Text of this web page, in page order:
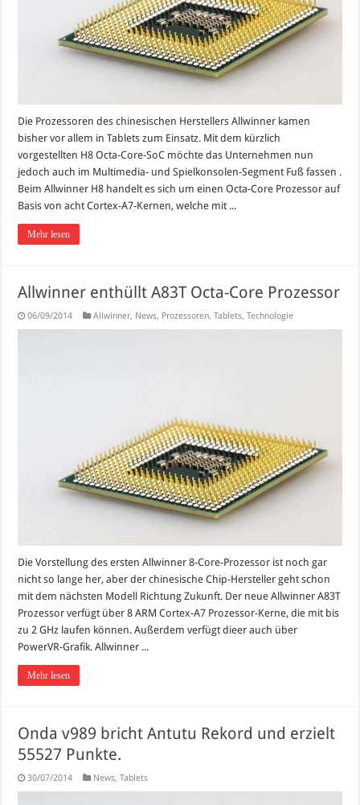
Die Prozessoren des chinesischen Herstellers Allwinner kamen
bisher vor allem in Tablets zum Einsatz. Mit dem kürzlich
vorgestellten H8 Octa-Core-SoC möchte das Unternehmen nun
jedoch auch im Multimedia- und Spielkonsolen-Segment Fuß fassen .
Beim Allwinner H8 handelt es sich um einen Octa-Core Prozessor auf
Basis von acht Cortex-A7-Kernen, welche mit ...
Mehr lesen
Allwinner enthüllt A83T Octa-Core Prozessor
06/09/2014 Allwinner, News, Prozessoren,Tablets,Technologie
Die Vorstellung des ersten Allwinner 8-Core-Prozessor ist noch gar
nicht so lange her, aber der chinesische Chip-Hersteller geht schon
mit dem nächsten Modell Richtung Zukunft. Der neue Allwinner A83T
Prozessor verfügt über 8 ARM Cortex-A7 Prozessor-Kerne, die mit bis
zu 2 GHz laufen können. Außerdem verfügt dieer auch über
PowerVR-Grafik. Allwinner ...
Mehr lesen
Onda v989 bricht Antutu Rekord und erzielt
55527 Punkte.
30/07/2014 News,Tablets